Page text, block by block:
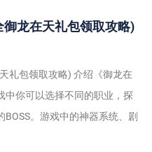
龙在天礼包领取攻略)
礼包领取攻略) 介绍《御龙在
中你可以选择不同的职业，探
。游戏中的神器系统、剧